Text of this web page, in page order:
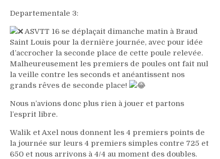
Departementale 3:
ASVTT 16 se déplaçait dimanche matin à Braud
Saint Louis pour la dernière journée, avec pour idée
d’accrocher la seconde place de cette poule relevée.
Malheureusement les premiers de poules ont fait nul
la veille contre les seconds et anéantissent nos
grands rêves de seconde place!
Nous n’avions donc plus rien à jouer et partons
l’esprit libre.
Walik et Axel nous donnent les 4 premiers points de
la journée sur leurs 4 premiers simples contre 725 et
650 et nous arrivons à 4/4 au moment des doubles.